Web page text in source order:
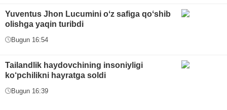
Yuventus Jhon Lucumini oʻz safiga qoʻshib
olishga yaqin turibdi
Bugun 16:54
Tailandlik haydovchining insoniyligi
ko‘pchilikni hayratga soldi
Bugun 16:39